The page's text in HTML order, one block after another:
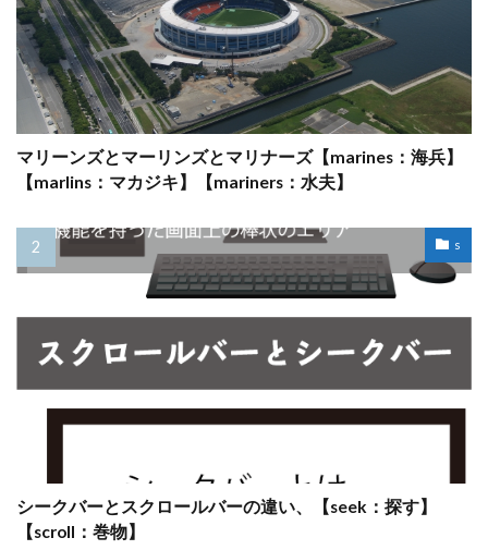
マリーンズとマーリンズとマリナーズ【marines：海兵】
【marlins：マカジキ】【mariners：水夫】
s
シークバーとスクロールバーの違い、【seek：探す】
【scroll：巻物】